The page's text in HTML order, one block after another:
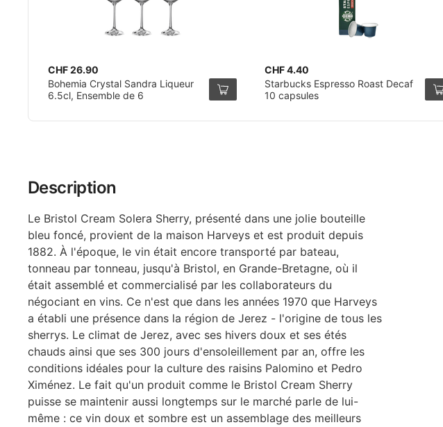
CHF 26.90
Bohemia Crystal Sandra Liqueur
6.5cl, Ensemble de 6
CHF 4.40
Starbucks Espresso Roast Decaf
10 capsules
Description
Le Bristol Cream Solera Sherry, présenté dans une jolie bouteille
bleu foncé, provient de la maison Harveys et est produit depuis
1882. À l'époque, le vin était encore transporté par bateau,
tonneau par tonneau, jusqu'à Bristol, en Grande-Bretagne, où il
était assemblé et commercialisé par les collaborateurs du
négociant en vins. Ce n'est que dans les années 1970 que Harveys
a établi une présence dans la région de Jerez - l'origine de tous les
sherrys. Le climat de Jerez, avec ses hivers doux et ses étés
chauds ainsi que ses 300 jours d'ensoleillement par an, offre les
conditions idéales pour la culture des raisins Palomino et Pedro
Ximénez. Le fait qu'un produit comme le Bristol Cream Sherry
puisse se maintenir aussi longtemps sur le marché parle de lui-
même : ce vin doux et sombre est un assemblage des meilleurs